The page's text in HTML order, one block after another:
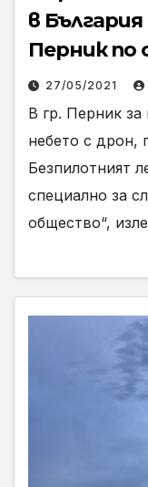
в
Перник по
27/05/2021
В гр. Перник за
небето с дрон,
Безпилотният
специално за
общество“,